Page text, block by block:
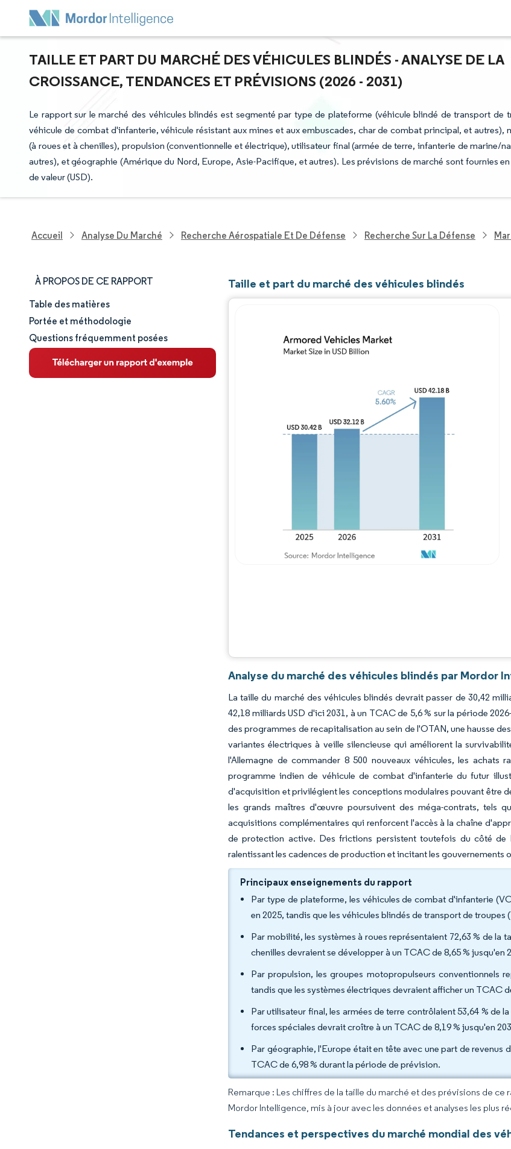
TAILLE ET PART DU MARCHÉ DES VÉHICULES BLINDÉS - ANALYSE DE LA
CROISSANCE, TENDANCES ET PRÉVISIONS (2026 - 2031)
Le rapport sur le marché des véhicules blindés est segmenté par type de plateforme (véhicule blindé de transport de
véhicule de combat d'infanterie, véhicule résistant aux mines et aux embuscades, char de combat principal, et autres),
(à roues et à chenilles), propulsion (conventionnelle et électrique), utilisateur final (armée de terre, infanterie de marine/
autres), et géographie (Amérique du Nord, Europe, Asie-Pacifique, et autres). Les prévisions de marché sont fournies
de valeur (USD).
Accueil Analyse Du Marché Recherche Aérospatiale Et De Défense Recherche Sur La Défense
À PROPOS DE CE RAPPORT
Taille et part de marché
Analyse du marché
Tendances et perspectives
Table des matières
Portée et méthodologie
Questions fréquemment posées
Taille et part du marché des véhicules blindés
Image © Mordor Intelligence. La réutilisation
Analyse du marché des véhicules blindés par Mordor
La taille du marché des véhicules blindés devrait passer de 30,42
42,18 milliards USD d'ici 2031, à un TCAC de 5,6 % sur la période
des programmes de recapitalisation au sein de l'OTAN, une hausse
variantes électriques à veille silencieuse qui améliorent la
l'Allemagne de commander 8 500 nouveaux véhicules, les
programme indien de véhicule de combat d'infanterie du futur
d'acquisition et privilégient les conceptions modulaires pouvant être
les grands maîtres d'œuvre poursuivent des méga-contrats, tels
acquisitions complémentaires qui renforcent l'accès à la chaîne
de protection active. Des frictions persistent toutefois du côté de
ralentissant les cadences de production et incitant les
Principaux enseignements du rapport
Par type de plateforme, les véhicules de combat d'infanterie
en 2025, tandis que les véhicules blindés de transport de
Par mobilité, les systèmes à roues représentaient 72,63 % de la
chenilles devraient se développer à un TCAC de 8,65 % jusqu'en
Par propulsion, les groupes motopropulseurs conventionnels
tandis que les systèmes électriques devraient afficher un TCAC
Par utilisateur final, les armées de terre contrôlaient 53,64 % de
forces spéciales devrait croître à un TCAC de 8,19 % jusqu'en
Par géographie, l'Europe était en tête avec une part de revenus
TCAC de 6,98 % durant la période de prévision.
Remarque : Les chiffres de la taille du marché et des prévisions de
Mordor Intelligence, mis à jour avec les données et analyses les plus
Tendances et perspectives du marché mondial des